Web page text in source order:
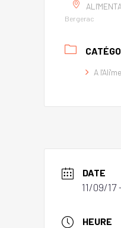
Bergerac
A
DATE
11/09/17
HEURE